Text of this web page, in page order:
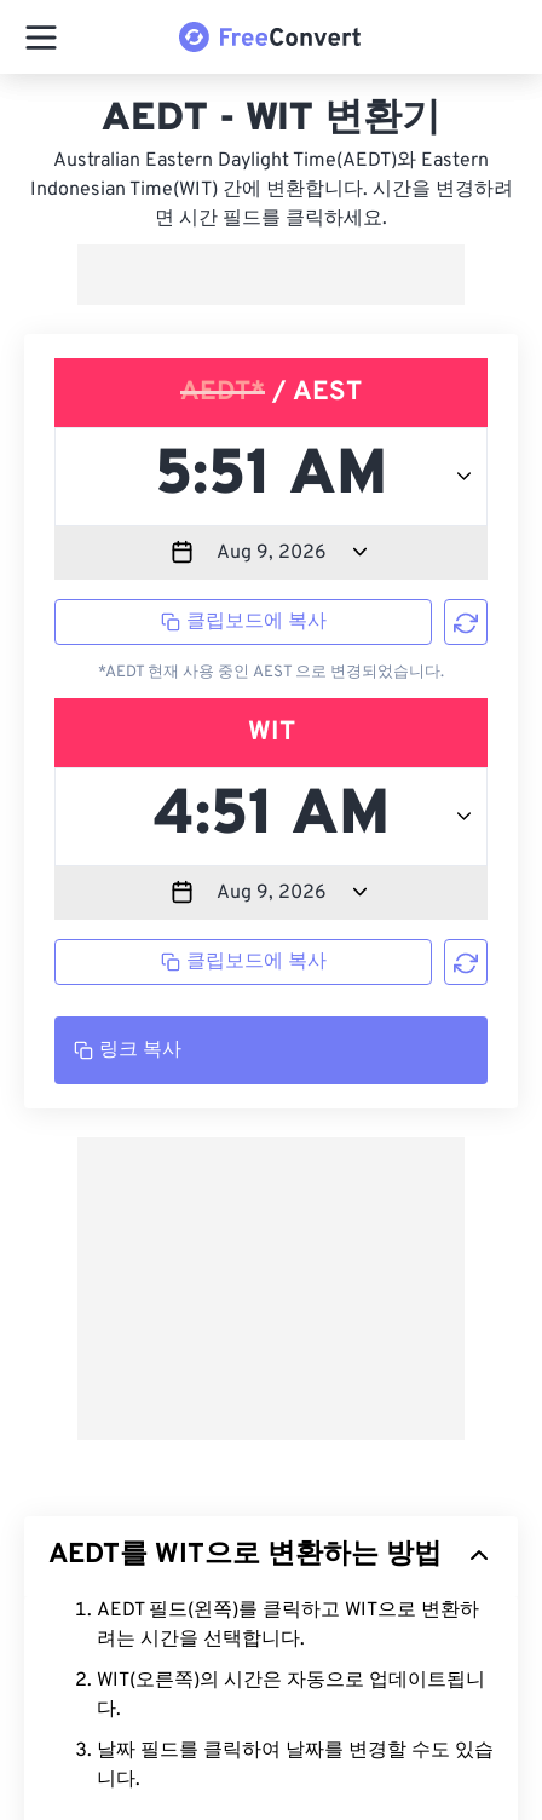
AEDT - WIT 변환기
Australian Eastern Daylight Time(AEDT)와 Eastern
Indonesian Time(WIT) 간에 변환합니다. 시간을 변경하려
면 시간 필드를 클릭하세요.
AEDT* / AEST
클립보드에 복사
*AEDT 현재 사용 중인 AEST 으로 변경되었습니다.
WIT
클립보드에 복사
링크 복사
AEDT를 WIT으로 변환하는 방법
AEDT 필드(왼쪽)를 클릭하고 WIT으로 변환하
려는 시간을 선택합니다.
WIT(오른쪽)의 시간은 자동으로 업데이트됩니
다.
날짜 필드를 클릭하여 날짜를 변경할 수도 있습
니다.